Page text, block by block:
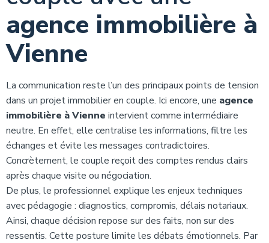
agence immobilière à
Vienne
La communication reste l’un des principaux points de tension
dans un projet immobilier en couple. Ici encore, une agence
immobilière à Vienne intervient comme intermédiaire
neutre. En effet, elle centralise les informations, filtre les
échanges et évite les messages contradictoires.
Concrètement, le couple reçoit des comptes rendus clairs
après chaque visite ou négociation.
De plus, le professionnel explique les enjeux techniques
avec pédagogie : diagnostics, compromis, délais notariaux.
Ainsi, chaque décision repose sur des faits, non sur des
ressentis. Cette posture limite les débats émotionnels. Par